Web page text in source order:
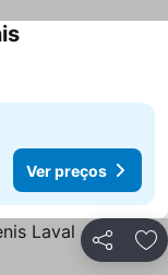
Ver preços
Ver preços
Partilhar